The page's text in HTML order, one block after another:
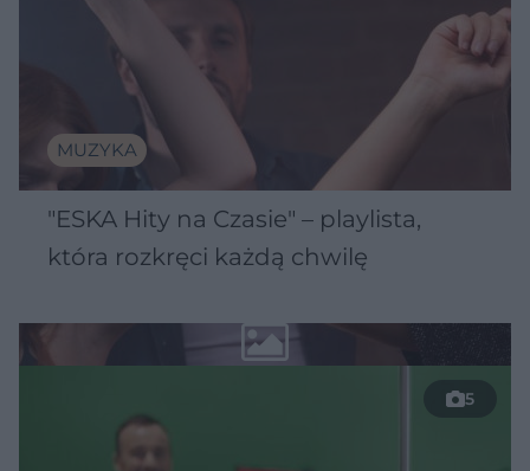
MUZYKA
"ESKA Hity na Czasie" – playlista,
która rozkręci każdą chwilę
5